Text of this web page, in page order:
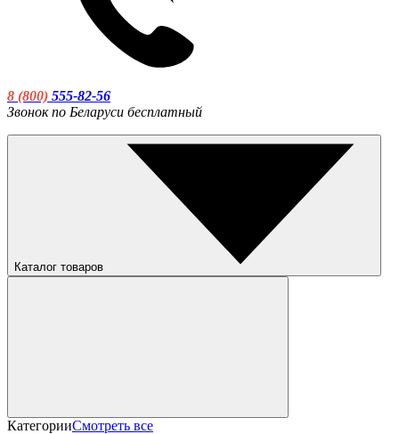
8 (800) 555-82-56
Звонок по Беларуси бесплатный
Каталог товаров
КатегорииСмотреть все